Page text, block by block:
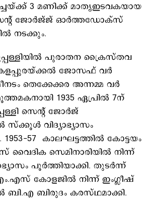
3 മണിക്ക് മാതൃഇടവകയായ
ജോർജ്ജ് ഓർത്തഡോക്സ്
നടക്കും.
പുരാതന ക്രൈസ്തവ
ജോസഫ് വർ​
തെക്കേക്കര അന്നമ്മ വർ​
1935 ഏപ്രിൽ 7ന്
സെന്റ് ജോർജ്
വിദ്യാഭ്യാസം
1953-57 കാലഘട്ടത്തിൽ കോട്ടയം
സെമിനാരിയിൽ നിന്ന്
പൂർത്തിയാക്കി. തുടർന്ന്
കോളജിൽ നിന്ന് ഇംഗ്ലീഷ്
ബി.എ ബിരുദം കരസ്ഥമാക്കി.